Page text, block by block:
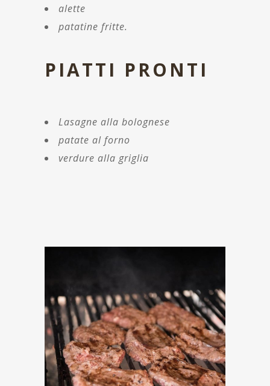
alette
patatine fritte.
PIATTI PRONTI
Lasagne alla bolognese
patate al forno
verdure alla griglia